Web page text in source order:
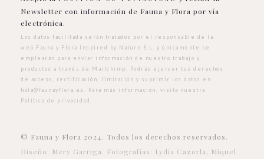
Newsletter con información de Fauna y Flora por vía
electrónica.
Los datos facilitada serán tratados por el responsable de la
web Fauna y Flora Inspired by Nature S.L. y únicamente se
emplearán para enviar información de nuestro trabajo y
productos a través de Mailchimp. Podrás ejercer tus derechos
de acceso, rectificación, limitación y suprimir los datos en
hola@faunayflora.es
. Para más información, visita nuestra
Política de privacidad
© Fauna y Flora 2024. Todos los derechos reservados.
Diseño: Mery Garriga. Fotografías: Lydia Cazorla, Miquel